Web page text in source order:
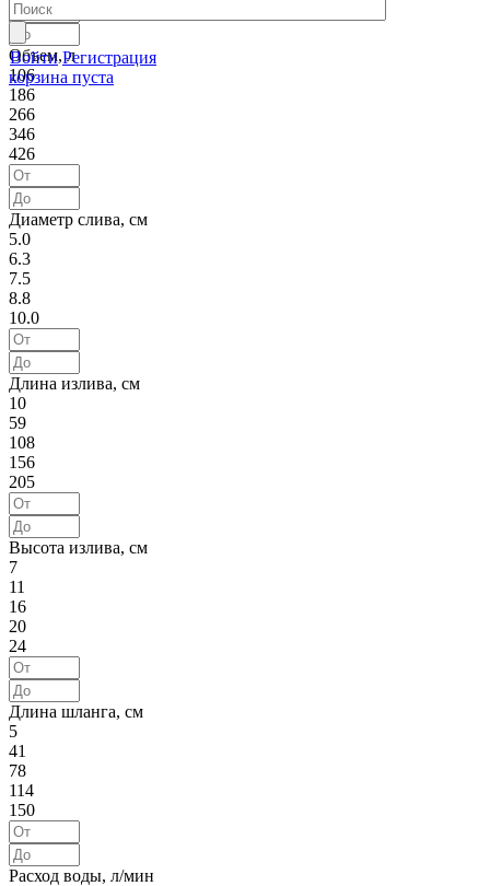
Войти Регистрация
корзина пуста
Объем, л
106
186
266
346
426
Диаметр слива, см
5.0
6.3
7.5
8.8
10.0
Длина излива, см
10
59
108
156
205
Высота излива, см
7
11
16
20
24
Длина шланга, см
5
41
78
114
150
Расход воды, л/мин